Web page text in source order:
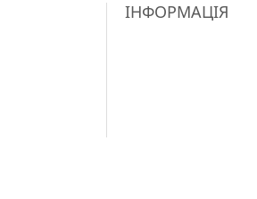
ІНФОРМАЦІЯ